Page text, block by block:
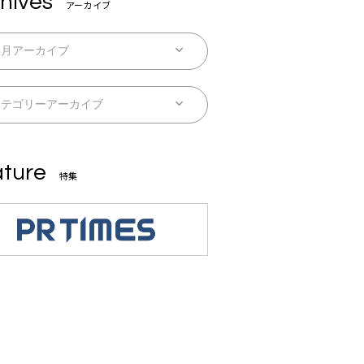
アーカイブ
特集